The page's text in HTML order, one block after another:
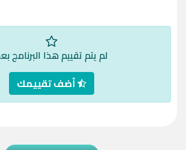
لم يتم تقييم هذا البرنامج
أضف تقييمك